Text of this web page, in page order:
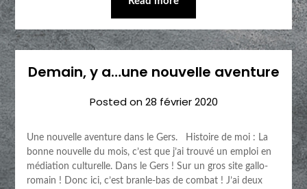
Demain, y a…une nouvelle aventure
Posted on28 février 2020
Une nouvelle aventure dans le Gers. Histoire de moi : La
bonne nouvelle du mois, c’est que j’ai trouvé un emploi en
médiation culturelle. Dans le Gers ! Sur un gros site gallo-
romain ! Donc ici, c’est branle-bas de combat ! J’ai deux